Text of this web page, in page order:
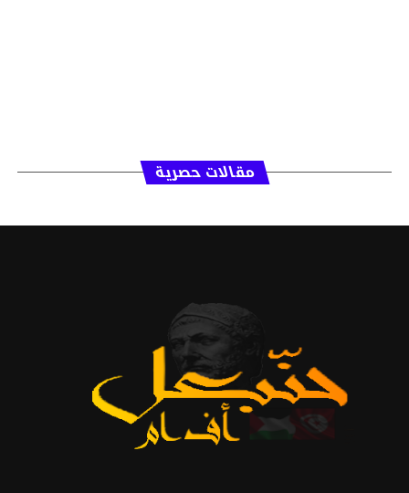
مقالات حصرية